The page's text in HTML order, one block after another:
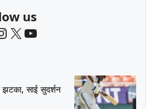
us
X YouTube
साई सुदर्शन